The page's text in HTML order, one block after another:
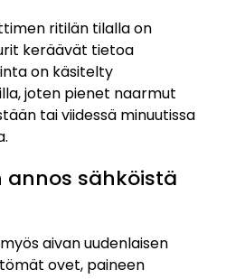
ritilän tilalla on
keräävät tietoa
on käsitelty
joten pienet naarmut
tai viidessä minuutissa
annos sähköistä
aivan uudenlaisen
ovet, paineen